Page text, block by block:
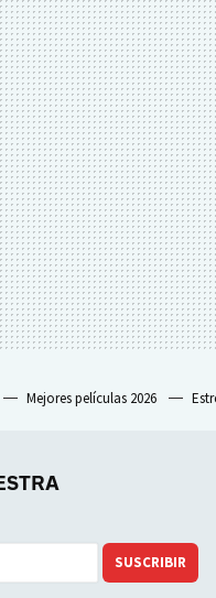
Mejores películas 2026
SUSCRIBIR